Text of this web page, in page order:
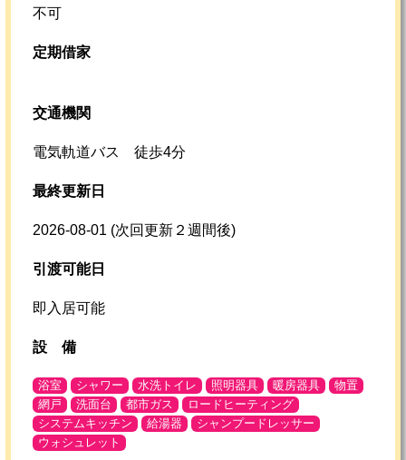
不可
定期借家
交通機関
電気軌道バス 徒歩4分
最終更新日
2026-08-01 (次回更新２週間後)
引渡可能日
即入居可能
設 備
浴室 シャワー 水洗トイレ 照明器具 暖房器具
物置
網戸
洗面台 都市ガス
ロードヒーティング
システムキッチン
給湯器
シャンプードレッサー
ウォシュレット